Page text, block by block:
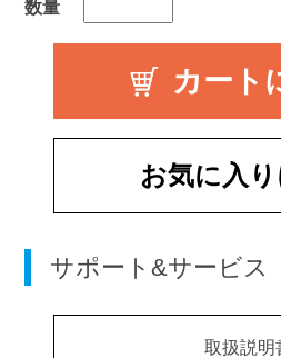
数量
お気に入
サポート&サービス
取扱説明